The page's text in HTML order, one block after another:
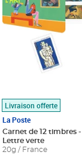
Livraison offerte
La Poste
Carnet de 12 timbres
Lettre verte
20g / France